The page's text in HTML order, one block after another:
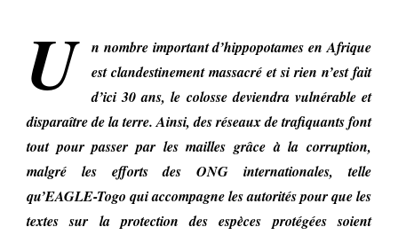
U
n nombre important d’hippopotames en Afrique
est clandestinement massacré et si rien n’est fait
d’ici 30 ans, le colosse deviendra vulnérable et
disparaître de la terre. Ainsi, des réseaux de trafiquants font
tout pour passer par les mailles grâce à la corruption,
malgré les efforts des ONG internationales, telle
qu’EAGLE-Togo qui accompagne les autorités pour que les
textes sur la protection des espèces protégées soient